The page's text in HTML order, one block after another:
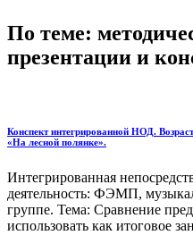
По теме:
презентации и
Конспект интегрированной НОД.
«На лесной полянке».
Интегрированная
деятельность: ФЭМП,
группе. Тема: Сравнение
использовать как итоговое